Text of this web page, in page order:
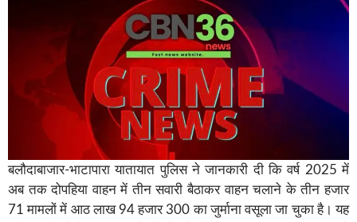
बलौदाबाजार-भाटापारा यातायात पुलिस ने जानकारी दी कि वर्ष 2025 में
अब तक दोपहिया वाहन में तीन सवारी बैठाकर वाहन चलाने के तीन हजार
71 मामलों में आठ लाख 94 हजार 300 का जुर्माना वसूला जा चुका है। यह